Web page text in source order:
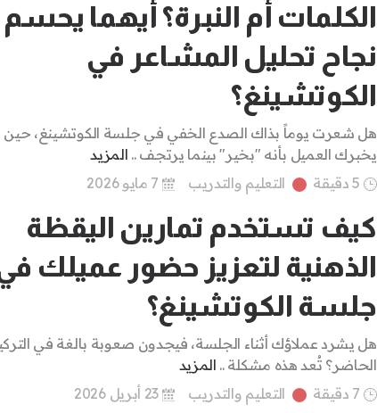
الكلمات أم النبرة؟ أيهما يحسم
نجاح تحليل المشاعر في
الكوتشينغ؟
هل شعرت يوماً بذاك الصدع الخفي في جلسة الكوتشينغ، حين
يخبرك العميل بأنه "بخير" بينما يرتجف .. المزيد
5 دقيقة
التعليم والتدريب
كيف تستخدم تمارين اليقظة
الذهنية لتعزيز حضور عميلك
جلسة الكوتشينغ؟
هل يشرد عملاؤك أثناء الجلسة، فيجدون صعوبة بالغة في
الحاضر؟ تُعد هذه مشكلة .. المزيد
7 دقيقة
التعليم والتدريب 23 أبريل 2026